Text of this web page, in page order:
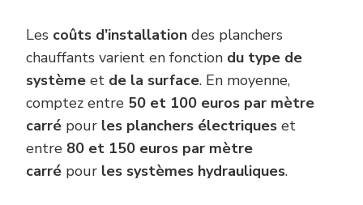
Les coûts d’installation des planchers
chauffants varient en fonction du type de
système et de la surface. En moyenne,
comptez entre 50 et 100 euros par mètre
carré pour les planchers électriques et
entre 80 et 150 euros par mètre
carré pour les systèmes hydrauliques.